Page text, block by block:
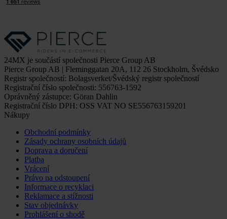
24MX je součástí společnosti Pierce Group AB
Pierce Group AB | Fleminggatan 20A, 112 26 Stockholm, Švédsko
Registr společností: Bolagsverket/Švédský registr společností
Registrační číslo společnosti: 556763-1592
Oprávněný zástupce: Göran Dahlin
Registrační číslo DPH: OSS VAT NO SE556763159201
Nákupy
Obchodní podmínky
Zásady ochrany osobních údajů
Doprava a doručení
Platba
Vrácení
Právo na odstoupení
Informace o recyklaci
Reklamace a stížnosti
Stav objednávky
Prohlášení o shodě